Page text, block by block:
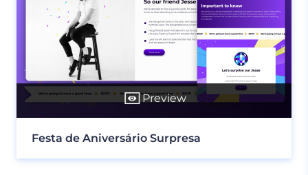
Preview
Festa de Aniversário Surpresa